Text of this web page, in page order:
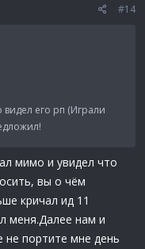
#14
его рп (Играли
мимо и увидел что
вы о чём
кричал ид 11
меня.Далее нам и
портите мне день